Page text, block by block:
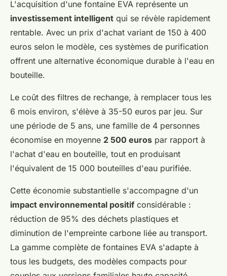
L'acquisition d'une fontaine EVA représente un
investissement intelligent qui se révèle rapidement
rentable. Avec un prix d'achat variant de 150 à 400
euros selon le modèle, ces systèmes de purification
offrent une alternative économique durable à l'eau en
bouteille.
Le coût des filtres de rechange, à remplacer tous les
6 mois environ, s'élève à 35-50 euros par jeu. Sur
une période de 5 ans, une famille de 4 personnes
économise en moyenne 2 500 euros par rapport à
l'achat d'eau en bouteille, tout en produisant
l'équivalent de 15 000 bouteilles d'eau purifiée.
Cette économie substantielle s'accompagne d'un
impact environnemental positif considérable :
réduction de 95% des déchets plastiques et
diminution de l'empreinte carbone liée au transport.
La gamme complète de fontaines EVA s'adapte à
tous les budgets, des modèles compacts pour